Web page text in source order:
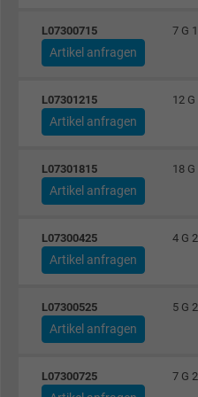
Anbieter Google
Cookie
Besucher
Anbieter Google LLC
Laufzeit 1 Minute
Cookie
Besucher
L07300715 7 G
Artikel anfragen
L07301215 12
Artikel anfragen
L07301815 18
Artikel anfragen
L07300425 4 G
Artikel anfragen
L07300525 5 G
Artikel anfragen
L07300725 7 G